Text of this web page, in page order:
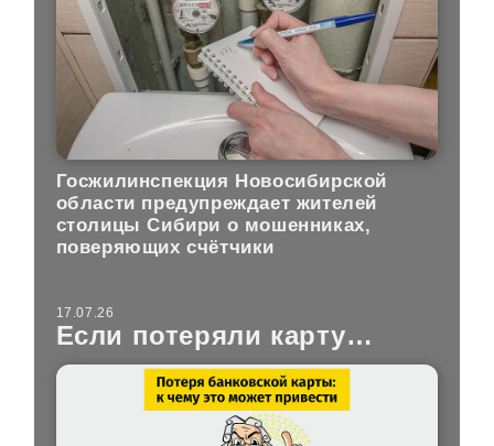
Госжилинспекция Новосибирской
области предупреждает жителей
столицы Сибири о мошенниках,
поверяющих счётчики
17.07.26
Если потеряли карту…